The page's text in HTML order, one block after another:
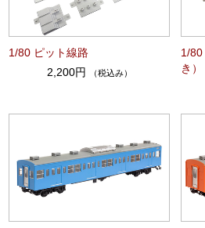
1/80 ピット線路
2,200円
（税込み）
1/80
き